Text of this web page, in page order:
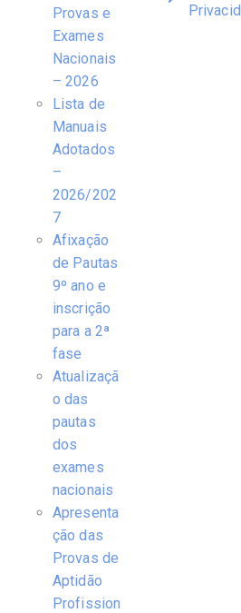
Provas e
Exames
Nacionais
– 2026
Lista de
Manuais
Adotados
–
2026/202
7
Afixação
de Pautas
9º ano e
inscrição
para a 2ª
fase
Atualizaçã
o das
pautas
dos
exames
nacionais
Apresenta
ção das
Provas de
Aptidão
Profission